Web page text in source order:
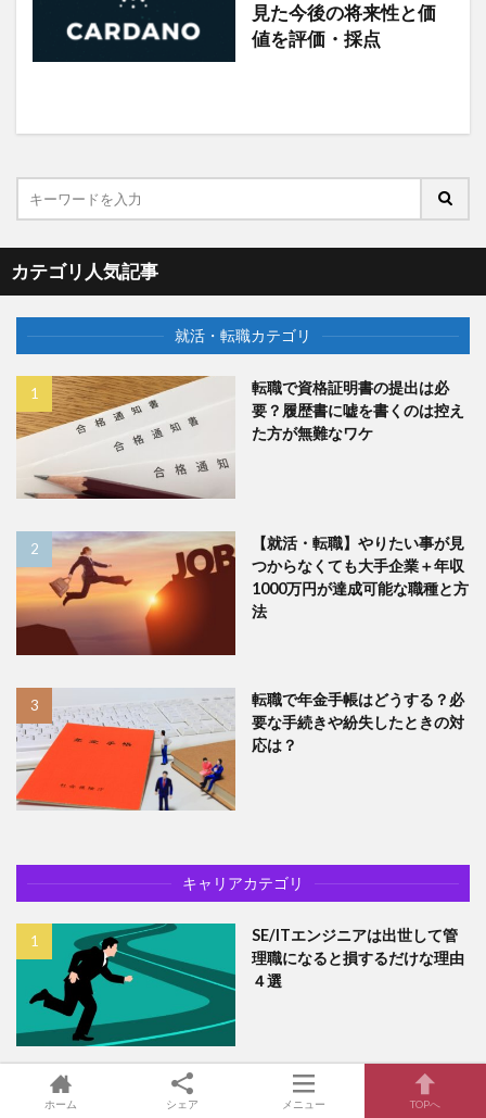
見た今後の将来性と価
値を評価・採点
カテゴリ人気記事
就活・転職カテゴリ
転職で資格証明書の提出は必
要？履歴書に嘘を書くのは控え
た方が無難なワケ
【就活・転職】やりたい事が見
つからなくても大手企業＋年収
1000万円が達成可能な職種と方
法
転職で年金手帳はどうする？必
要な手続きや紛失したときの対
応は？
キャリアカテゴリ
SE/ITエンジニアは出世して管
理職になると損するだけな理由
４選
【体験談】AWSソリューション
アーキテクト–アソシエイトの
ホーム シェア メニュー TOPへ